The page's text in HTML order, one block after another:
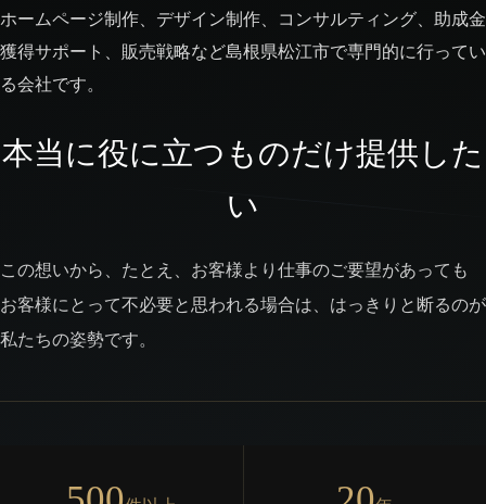
ホームページ制作、デザイン制作、コンサルティング、助成金
獲得サポート、販売戦略など島根県松江市で専門的に行ってい
る会社です。
本当に役に立つものだけ提供した
い
この想いから、たとえ、お客様より仕事のご要望があっても
お客様にとって不必要と思われる場合は、はっきりと断るのが
私たちの姿勢です。